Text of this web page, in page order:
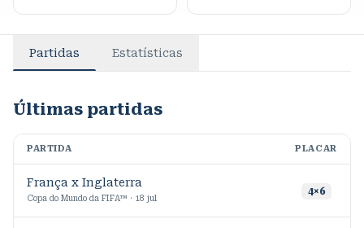
Partidas Estatísticas
Últimas partidas
PARTIDA PLACAR
França x Inglaterra
Copa do Mundo da FIFA™ · 18 jul
4×6